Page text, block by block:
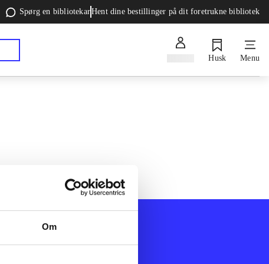
Om
Spørg en bibliotekarHent dine bestillinger på dit foretrukne bibliotek
Husk Menu
Afdelinger